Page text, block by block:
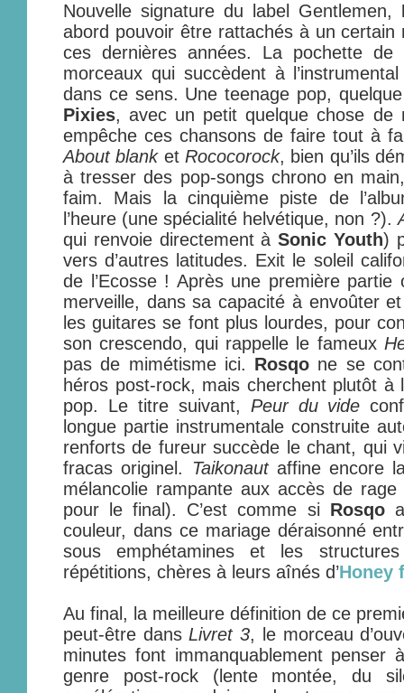
Nouvelle signature du label Gentlemen,
abord pouvoir être rattachés à un
ces dernières années. La pochette de
morceaux qui succèdent à
dans ce sens. Une teenage pop,
Pixies, avec un petit quelque chose de
empêche ces chansons de faire tout à
About blanket Rococorock, bien qu’ils
à tresser des pop-songs chrono en
faim. Mais la cinquième piste de
l’heure (une spécialité helvétique, non ?).
qui renvoie directement àSonic Youth)
vers d’autres latitudes. Exit le soleil
de l’Ecosse ! Après une première
merveille, dans sa capacité à envoûter
les guitares se font plus lourdes, pour
son crescendo, qui rappelle le fameux
pas de mimétisme ici. Rosqo ne se
héros post-rock, mais cherchent plutôt
pop. Le titre suivant, Peur du vide
longue partie instrumentale construite
renforts de fureur succède le chant, qui
fracas originel.
Taikonautaffine encore
mélancolie rampante aux accès de
pour le final). C’est comme si Rosqo
couleur, dans ce mariage déraisonné
sous emphétamines et les
répétitions, chères à leurs aînés d’Honey
Au final, la meilleure définition de ce
peut-être dans Livret 3, le morceau
minutes font immanquablement penser
genre post-rock (lente montée, du